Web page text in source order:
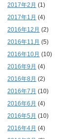
2017年2月 (1)
2017年1月 (4)
2016年12月 (2)
2016年11月 (5)
2016年10月 (10)
2016年9月 (4)
2016年8月 (2)
2016年7月 (10)
2016年6月 (4)
2016年5月 (10)
2016年4月 (4)